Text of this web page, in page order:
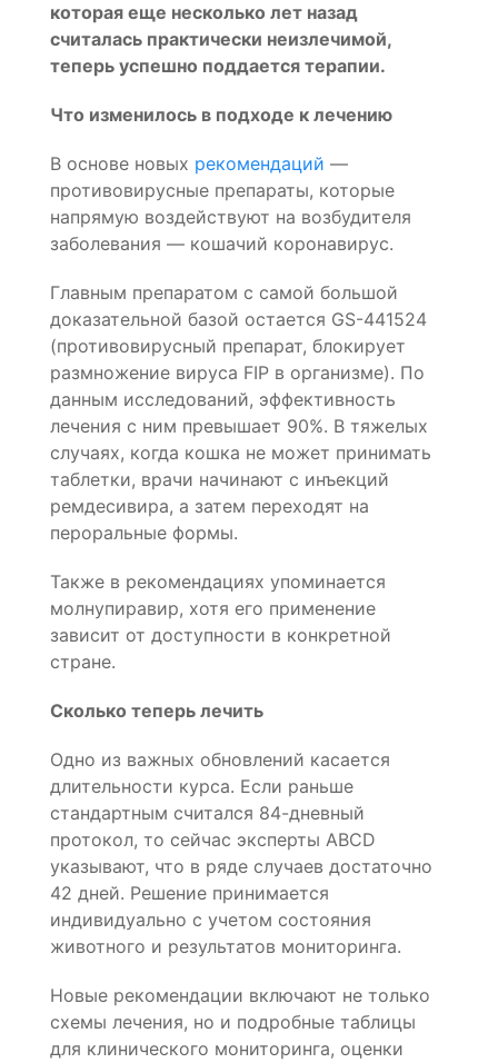
которая еще несколько лет назад
считалась практически неизлечимой,
теперь успешно поддается терапии.
Что изменилось в подходе к лечению
В основе новых рекомендаций —
противовирусные препараты, которые
напрямую воздействуют на возбудителя
заболевания — кошачий коронавирус.
Главным препаратом с самой большой
доказательной базой остается GS-441524
(противовирусный препарат, блокирует
размножение вируса FIP в организме). По
данным исследований, эффективность
лечения с ним превышает 90%. В тяжелых
случаях, когда кошка не может принимать
таблетки, врачи начинают с инъекций
ремдесивира, а затем переходят на
пероральные формы.
Также в рекомендациях упоминается
молнупиравир, хотя его применение
зависит от доступности в конкретной
стране.
Сколько теперь лечить
Одно из важных обновлений касается
длительности курса. Если раньше
стандартным считался 84-дневный
протокол, то сейчас эксперты ABCD
указывают, что в ряде случаев достаточно
42 дней. Решение принимается
индивидуально с учетом состояния
животного и результатов мониторинга.
Новые рекомендации включают не только
схемы лечения, но и подробные таблицы
для клинического мониторинга, оценки